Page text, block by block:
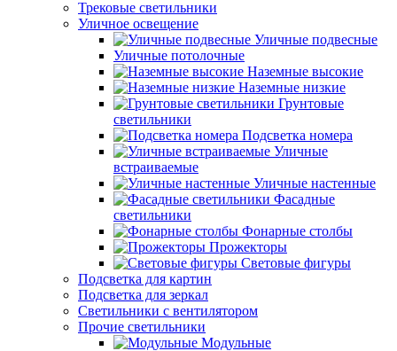
Трековые светильники
Уличное освещение
Уличные подвесные
Уличные потолочные
Наземные высокие
Наземные низкие
Грунтовые
светильники
Подсветка номера
Уличные
встраиваемые
Уличные настенные
Фасадные
светильники
Фонарные столбы
Прожекторы
Световые фигуры
Подсветка для картин
Подсветка для зеркал
Светильники с вентилятором
Прочие светильники
Модульные